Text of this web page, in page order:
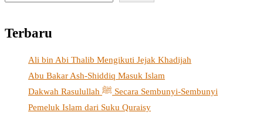
Terbaru
Ali bin Abi Thalib Mengikuti Jejak Khadijah
Abu Bakar Ash-Shiddiq Masuk Islam
Dakwah Rasulullah ﷺ Secara Sembunyi-Sembunyi
Pemeluk Islam dari Suku Quraisy